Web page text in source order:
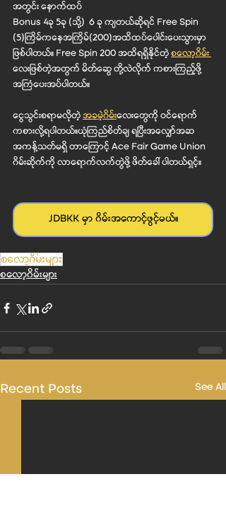
အတွင်း နောက်ထပ်
Bonus 4ခု 5ခု (သို့)  6 ခု ကျတယ်ဆိုရင် Free Spin
(5)ကြိမ်ကနေအကြိမ်(200)အထိထပ်ပေါင်းပေးသွားမှာ
ဖြစ်ပါတယ်။ Free Spin 200 အထိရရှိနိုင်တဲ့ စလော့ဂိမ်း
လေးဖြစ်တဲ့အတွက် မိတ်ဆွေ တို့လဲလိုက် ကစားကြည့်ဖို့
အကြံပေးအပ်ပါတယ်။
ငွေသွင်းစရာမလိုတဲ့ အခမဲ့ဂိမ်းလေးတွေကို ဝင်ရောက်
ကစားလို့ရပါတယ်။ယုံကြည်စိတ်ချ ရပြီးအလျှော်အဆ
အကန့်သတ်မရှိ တာကြောင့်‌ Ace Fair Game Union
ဂိမ်းဆိုက်ကို လာရောက်လက်တွဲဖို့ ဖိတ်ခေါ် ပါတယ်ရှင့်။
JDBKK မှာ ဂိမ်းအကောင့်ဖွင့်မယ်။
စလော့ဂိမ်းများ
စလော့ဂိမ်းများ
Recent Posts See All